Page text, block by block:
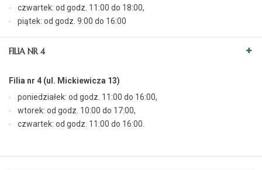
czwartek: od godz. 11:00 do 18:00,
piątek: od godz. 9:00 do 16:00
FILIA NR 4
Filia nr 4 (ul. Mickiewicza 13)
poniedziałek: od godz. 11:00 do 16:00,
wtorek: od godz. 10:00 do 17:00,
czwartek: od godz. 11:00 do 16:00.